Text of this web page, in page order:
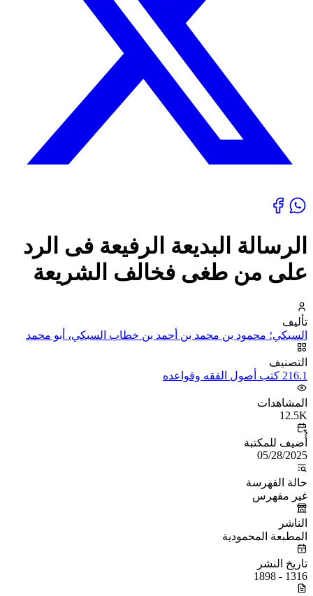
الرسالة البديعة الرفيعة فى الرد
على من طغى فخالف الشريعة
تأليف
السبكي؛ محمود بن محمد بن أحمد بن خطاب السبكي، أبو محمد
التصنيف
216.1 كتب أصول الفقه وقواعده
المشاهدات
12.5K
أُضيف للمكتبة
05/28/2025
حالة الفهرسة
غير مفهرس
الناشر
المطبعة المحمودية
تاريخ النشر
1316 - 1898